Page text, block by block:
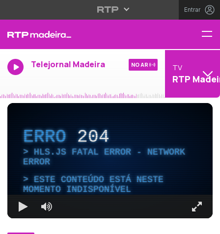
Entrar
Telejornal Madeira NO AR TV
RTP
ERRO204
HLS.JS FATAL ERROR - NETWORK
ERROR
ESTE CONTEÚDO ESTÁ NESTE
MOMENTO INDISPONÍVEL